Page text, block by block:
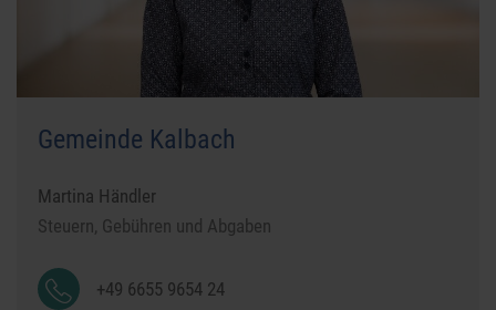
Gemeinde Kalbach
Martina Händler
Steuern, Gebühren und Abgaben
+49 6655 9654 24